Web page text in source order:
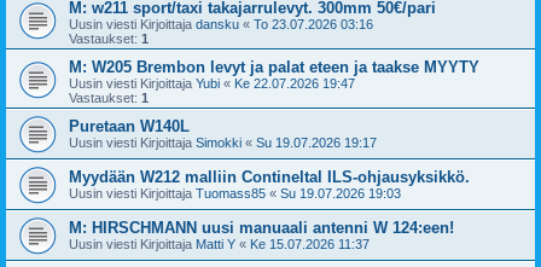
M: w211 sport/taxi takajarrulevyt. 300mm 50€/pari
Uusin viesti Kirjoittaja dansku « To 23.07.2026 03:16
Vastaukset: 1
M: W205 Brembon levyt ja palat eteen ja taakse MYYTY
Uusin viesti Kirjoittaja Yubi « Ke 22.07.2026 19:47
Vastaukset: 1
Puretaan W140L
Uusin viesti Kirjoittaja Simokki « Su 19.07.2026 19:17
Myydään W212 malliin Contineltal ILS-ohjausyksikkö.
Uusin viesti Kirjoittaja Tuomass85 « Su 19.07.2026 19:03
M: HIRSCHMANN uusi manuaali antenni W 124:een!
Uusin viesti Kirjoittaja Matti Y « Ke 15.07.2026 11:37